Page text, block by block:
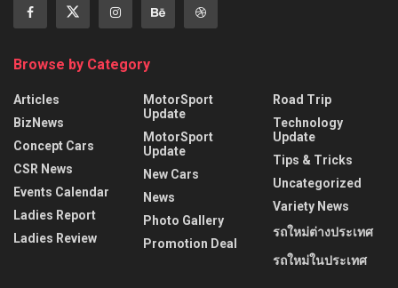
Browse by Category
Articles
BizNews
Concept Cars
CSR News
Events Calendar
Ladies Report
Ladies Review
MotorSport
Update
MotorSport
Update
New Cars
News
Photo Gallery
Promotion Deal
Road Trip
Technology
Update
Tips & Tricks
Uncategorized
Variety News
รถใหม่ต่างประเทศ
รถใหม่ในประเทศ